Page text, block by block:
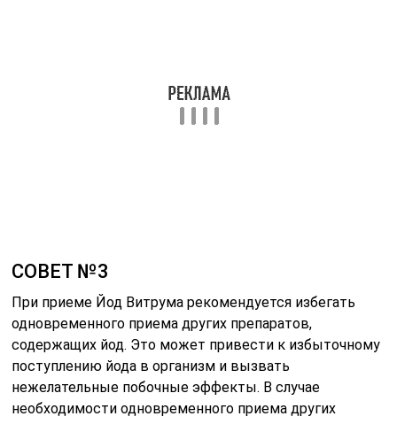
СОВЕТ №3
При приеме Йод Витрума рекомендуется избегать
одновременного приема других препаратов,
содержащих йод. Это может привести к избыточному
поступлению йода в организм и вызвать
нежелательные побочные эффекты. В случае
необходимости одновременного приема других